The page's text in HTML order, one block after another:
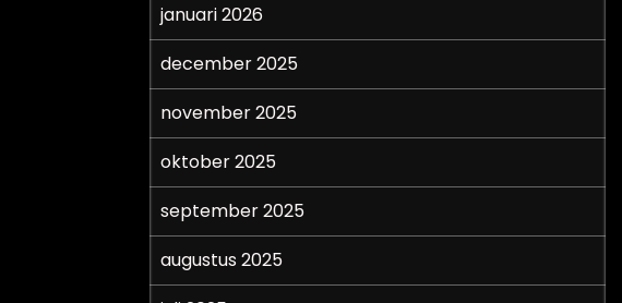
januari 2026
december 2025
november 2025
oktober 2025
september 2025
augustus 2025